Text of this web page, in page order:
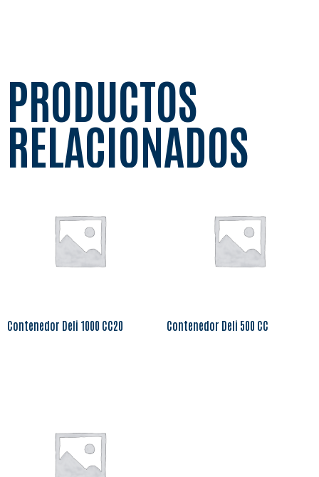
PRODUCTOS
RELACIONADOS
Contenedor Deli 1000 CC20 Contenedor Deli 500 CC